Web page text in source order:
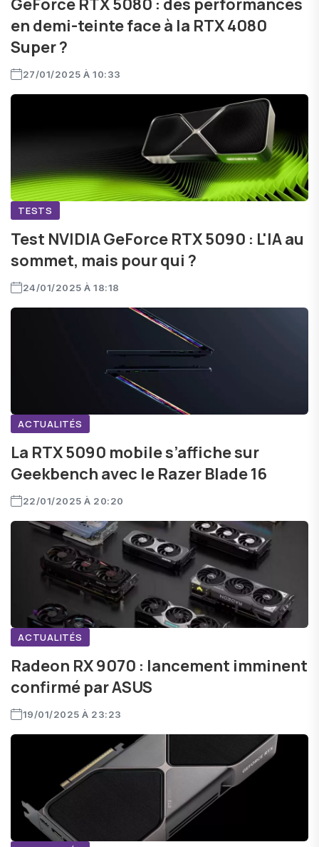
GeForce RTX 5080 : des performances
en demi-teinte face à la RTX 4080
Super ?
27/01/2025 À 10:33
TESTS
Test NVIDIA GeForce RTX 5090 : L'IA au
sommet, mais pour qui ?
24/01/2025 À 18:18
ACTUALITÉS
La RTX 5090 mobile s’affiche sur
Geekbench avec le Razer Blade 16
22/01/2025 À 20:20
ACTUALITÉS
Radeon RX 9070 : lancement imminent
confirmé par ASUS
19/01/2025 À 23:23